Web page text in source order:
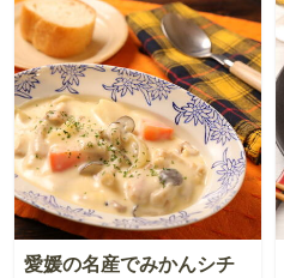
愛媛の名産でみかんシチ